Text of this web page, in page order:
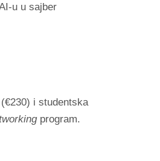
u u sajber
i studentska
program.